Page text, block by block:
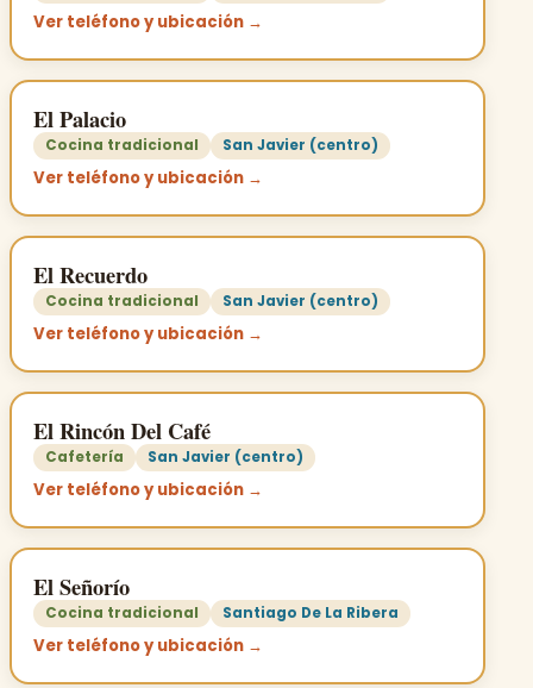
Ver teléfono y ubicación →
El Palacio
Cocina tradicional San Javier (centro)
Ver teléfono y ubicación →
El Recuerdo
Cocina tradicional San Javier (centro)
Ver teléfono y ubicación →
El Rincón Del Café
Cafetería San Javier (centro)
Ver teléfono y ubicación →
El Señorío
Cocina tradicional Santiago De La Ribera
Ver teléfono y ubicación →